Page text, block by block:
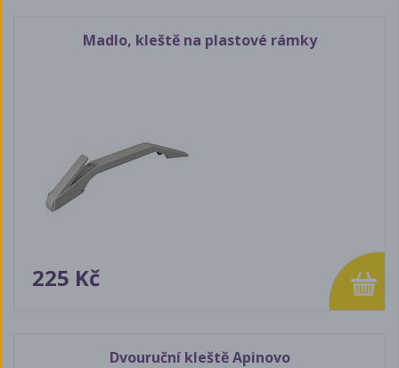
Madlo, kleště na plastové rámky
225 Kč
Dvouruční kleště Apinovo